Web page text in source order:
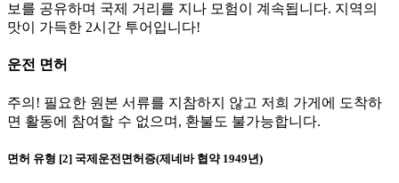
보를 공유하며 국제 거리를 지나 모험이 계속됩니다. 지역의
맛이 가득한 2시간 투어입니다!
운전 면허
주의! 필요한 원본 서류를 지참하지 않고 저희 가게에 도착하
면 활동에 참여할 수 없으며, 환불도 불가능합니다.
면허 유형 [2] 국제운전면허증(제네바 협약 1949년)